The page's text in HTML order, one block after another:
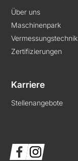
Über uns
Maschinenpark
Vermessungstechnik
Zertifizierungen
Karriere
Stellenangebote